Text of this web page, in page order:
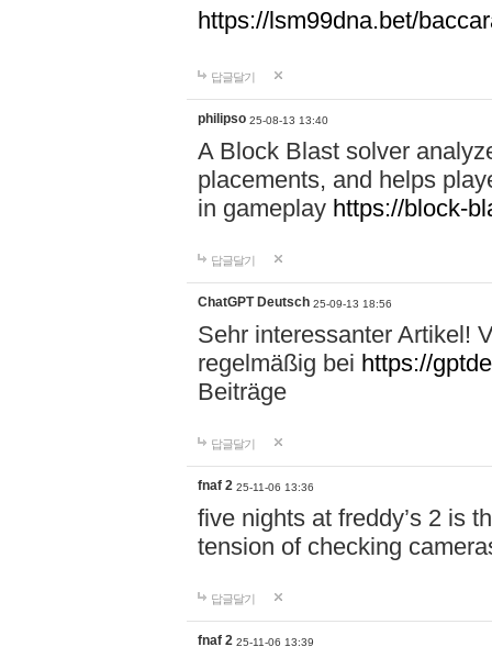
https://lsm99dna.bet/
답글달기
philipso 25-08-13 13:40
A Block Blast solver
placements, and helps
in gameplay https://block-
답글달기
ChatGPT Deutsch 25-09-13 18:56
Sehr interessanter Artikel!
regelmäßig bei https://
Beiträge
답글달기
fnaf 2 25-11-06 13:36
five nights at freddy’s 2 is
tension of checking
답글달기
fnaf 2 25-11-06 13:39